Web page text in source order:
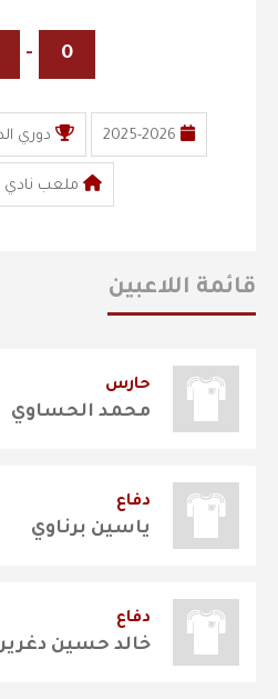
0
-
2025-2026 دوري
ملعب نادي
قائمة اللاعبين
حارس
محمد الحساوي
دفاع
ياسين برناوي
دفاع
خالد حسين